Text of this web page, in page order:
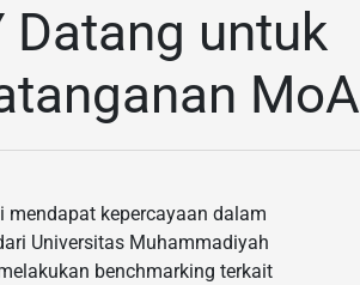
Datang untuk
MoA
mendapat kepercayaan dalam
Universitas Muhammadiyah
benchmarking terkait